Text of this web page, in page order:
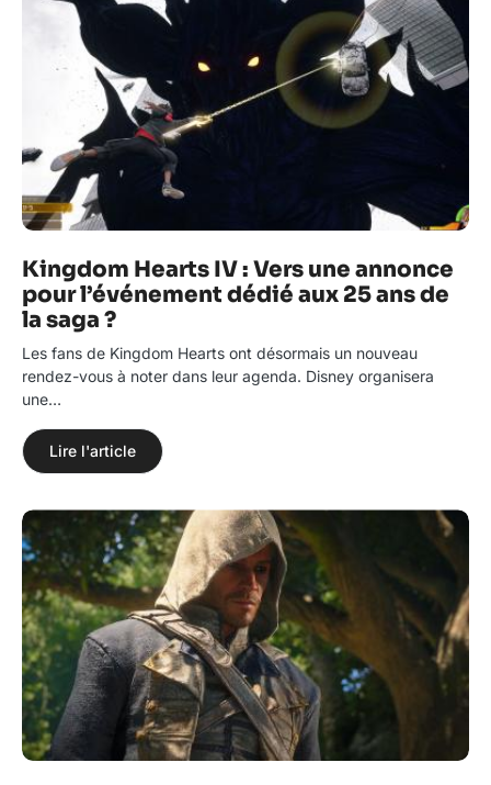
Kingdom Hearts IV : Vers une annonce
pour l’événement dédié aux 25 ans de
la saga ?
Les fans de Kingdom Hearts ont désormais un nouveau
rendez-vous à noter dans leur agenda. Disney organisera
une…
Lire l'article